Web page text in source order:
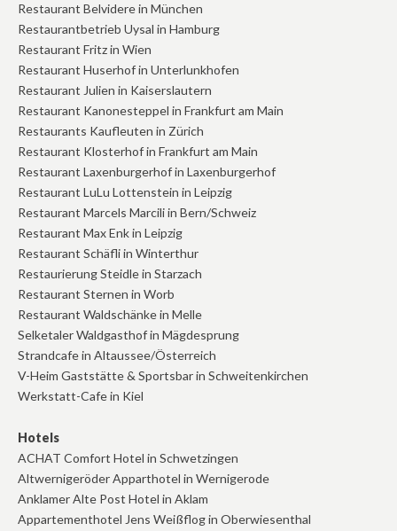
Restaurant Belvidere in München
Restaurantbetrieb Uysal in Hamburg
Restaurant Fritz in Wien
Restaurant Huserhof in Unterlunkhofen
Restaurant Julien in Kaiserslautern
Restaurant Kanonesteppel in Frankfurt am Main
Restaurants Kaufleuten in Zürich
Restaurant Klosterhof in Frankfurt am Main
Restaurant Laxenburgerhof in Laxenburgerhof
Restaurant LuLu Lottenstein in Leipzig
Restaurant Marcels Marcili in Bern/Schweiz
Restaurant Max Enk in Leipzig
Restaurant Schäfli in Winterthur
Restaurierung Steidle in Starzach
Restaurant Sternen in Worb
Restaurant Waldschänke in Melle
Selketaler Waldgasthof in Mägdesprung
Strandcafe in Altaussee/Österreich
V-Heim Gaststätte & Sportsbar in Schweitenkirchen
Werkstatt-Cafe in Kiel
Hotels
ACHAT Comfort Hotel in Schwetzingen
Altwernigeröder Apparthotel in Wernigerode
Anklamer Alte Post Hotel in Aklam
Appartementhotel Jens Weißflog in Oberwiesenthal